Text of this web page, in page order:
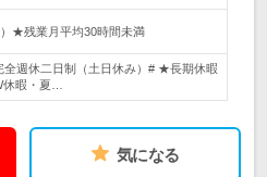
★残業月平均30時間未満
週休二日制（土日休み）# ★長期休暇
休暇・夏…
気になる